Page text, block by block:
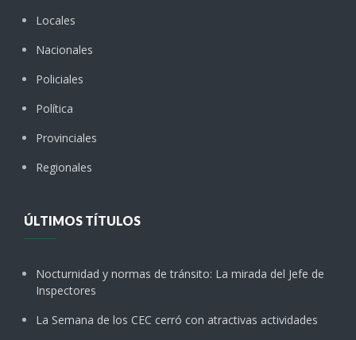
Locales
Nacionales
Policiales
Política
Provinciales
Regionales
ÚLTIMOS TÍTULOS
Nocturnidad y normas de tránsito: La mirada del Jefe de
Inspectores
La Semana de los CEC cerró con atractivas actividades